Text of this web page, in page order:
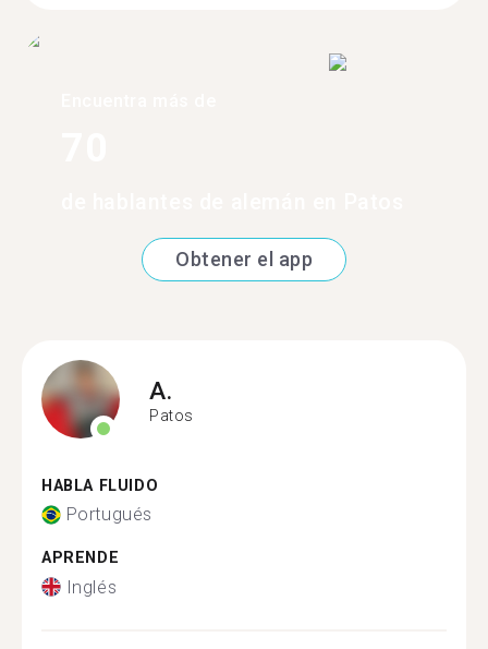
Obtener el app
A.
Patos
HABLA FLUIDO
Portugués
APRENDE
Inglés